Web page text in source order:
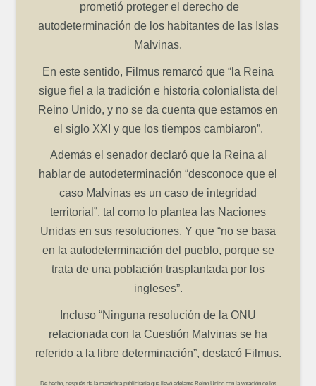
prometió proteger el derecho de
autodeterminación de los habitantes de las Islas
Malvinas.
En este sentido, Filmus remarcó que “la Reina
sigue fiel a la tradición e historia colonialista del
Reino Unido, y no se da cuenta que estamos en
el siglo XXI y que los tiempos cambiaron”.
Además el senador declaró que la Reina al
hablar de autodeterminación “desconoce que el
caso Malvinas es un caso de integridad
territorial”, tal como lo plantea las Naciones
Unidas en sus resoluciones. Y que “no se basa
en la autodeterminación del pueblo, porque se
trata de una población trasplantada por los
ingleses”.
Incluso “Ninguna resolución de la ONU
relacionada con la Cuestión Malvinas se ha
referido a la libre determinación”, destacó Filmus.
De hecho, después de la maniobra publicitaria que llevó adelante Reino Unido con la votación de los